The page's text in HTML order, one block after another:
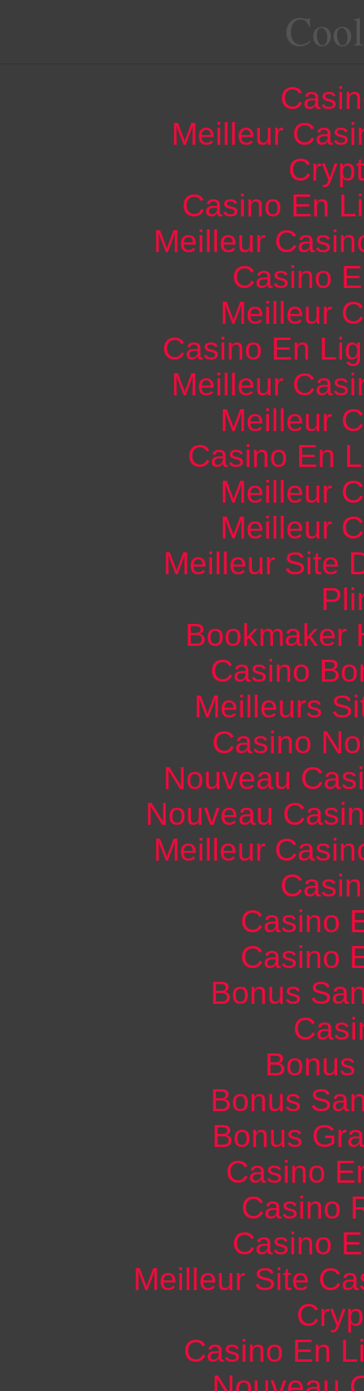
Meilleur
Casino En
Meilleur
Casino
Meilleur
Casino En
Meilleur
Meilleur
Casino En
Meilleur
Meilleur
Meilleur Site
Bookmaker
Casino
Meilleurs
Casino
Nouveau
Nouveau
Meilleur
Casino
Casino
Bonus
Bonus
Bonus
Casino
Casino
Casino
Meilleur Site
Casino En